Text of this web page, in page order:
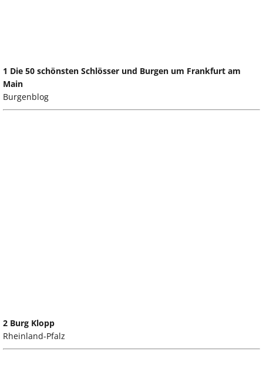
1 Die 50 schönsten Schlösser und Burgen um Frankfurt am
Main
Burgenblog
2 Burg Klopp
Rheinland-Pfalz